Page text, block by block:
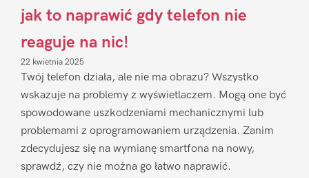
jak to naprawić gdy telefon nie
reaguje na nic!
22 kwietnia 2025
Twój telefon działa, ale nie ma obrazu? Wszystko
wskazuje na problemy z wyświetlaczem. Mogą one być
spowodowane uszkodzeniami mechanicznymi lub
problemami z oprogramowaniem urządzenia. Zanim
zdecydujesz się na wymianę smartfona na nowy,
sprawdź, czy nie można go łatwo naprawić.